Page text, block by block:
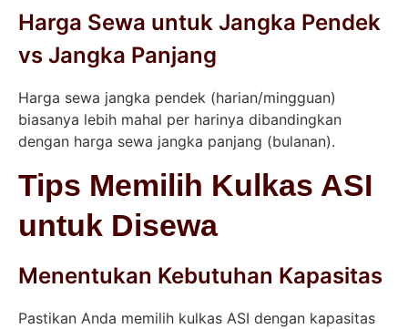
Harga Sewa untuk Jangka Pendek
vs Jangka Panjang
Harga sewa jangka pendek (harian/mingguan)
biasanya lebih mahal per harinya dibandingkan
dengan harga sewa jangka panjang (bulanan).
Tips Memilih Kulkas ASI
untuk Disewa
Menentukan Kebutuhan Kapasitas
Pastikan Anda memilih kulkas ASI dengan kapasitas